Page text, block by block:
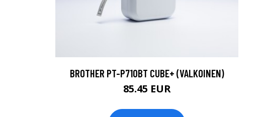
BROTHER PT-P710BT CUBE+ (VALKOINEN)
85.45 EUR